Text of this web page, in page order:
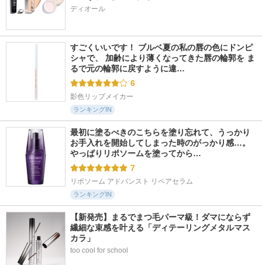
ディオール
すごくいいです！ ブルベ夏の私の唇の色にドンピ
シャで、 加齢により薄くなってきた唇の輪郭を ま
るで元の輪郭に戻すように違…
6
影色リップメイカー
ランキングIN
最初に塗るべきのこちらを塗り忘れて、うっかり
お手入れを開始してしまった時のがっかり感…。
やっぱりリポソームを塗ってから…
7
リポソーム アドバンスト リペアセラム
ランキングIN
【新発売】まるでまつ毛パーマ級！ダマにならず
繊細な束感を叶える「ディテーリングメタルマス
カラ」
too cool for school